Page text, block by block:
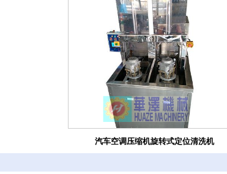
汽车空调压缩机旋转式定位清洗机